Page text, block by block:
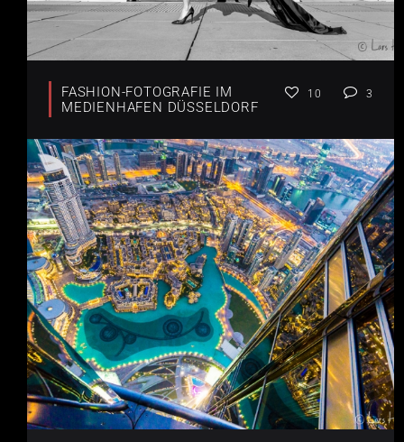
FASHION-FOTOGRAFIE IM
MEDIENHAFEN DÜSSELDORF
10 3